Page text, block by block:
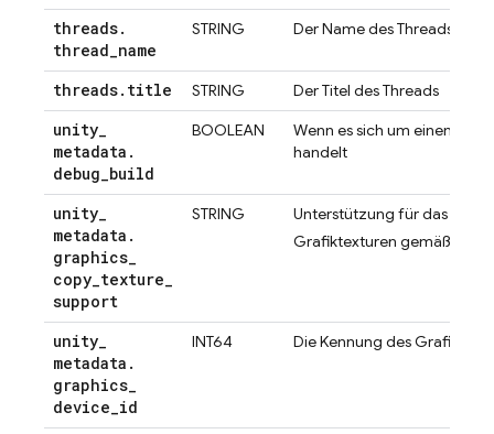
threads.
thread_name
STRING Der Name des Threads
threads. title STRING Der Titel des Threads
unity_
metadata .
debug_build
BOOLEAN
Wenn es sich um einen
handelt
unity_
metadata .
graphics_
copy_texture_
support
STRING
Unterstützung für das
Grafiktexturen gemäß der
unity_
metadata .
graphics_
device_id
INT64 Die Kennung des